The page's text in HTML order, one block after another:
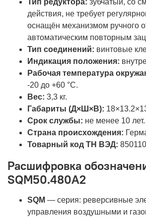
Тип редуктора: зубчатый, со
действия, не требует
оснащён механизмом ручного
автоматическим повторным
Тип соединений: винтовые
Индикация положения:
Рабочая температура
-20 до +60 °C.
Вес: 3,3 кг.
Габариты (Д×Ш×В):
Срок службы: не менее 10 лет.
Страна происхождения:
Товарный код ТН ВЭД:
Расшифровка
SQM50.480A2
SQM — серия: реверсивные
управления воздушными и